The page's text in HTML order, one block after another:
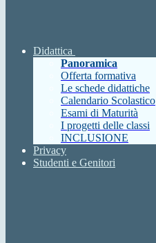
Didattica
Panoramica
Offerta formativa
Le schede didattiche
Calendario Scolastico
Esami di Maturità
I progetti delle classi
INCLUSIONE
Privacy
Studenti e Genitori